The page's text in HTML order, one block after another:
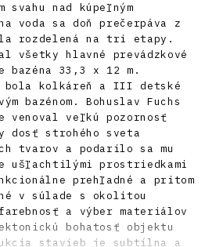
nad kúpeľným
voda sa doň prečerpáva z
rozdelená na tri etapy.
všetky hlavné prevádzkové
33,3 x 12 m.
kolkáreň a III detské
bazénom. Bohuslav Fuchs
veľkú pozornosť
dosť strohého sveta
tvarov a podarilo sa mu
ušľachtilými prostriedkami
prehľadné a pritom
v súlade s okolitou
a výber materiálov
bohatosť objektu
stavieb je subtílna a